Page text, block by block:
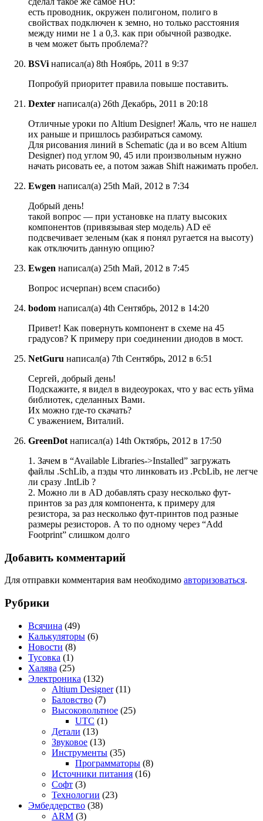
есть проводник, окружен полигоном, полиго в
свойствах подключен к земно, но только расстояния
между ними не 1 а 0,3. как при обычной разводке.
в чем может быть проблема??
BSVi написал(а) 8th Ноябрь, 2011 в 9:37
Попробуй приоритет правила повыше поставить.
Dexter написал(а) 26th Декабрь, 2011 в 20:18
Отличные уроки по Altium Designer! Жаль, что не нашел
их раньше и пришлось разбираться самому.
Для рисования линий в Schematic (да и во всем Altium
Designer) под углом 90, 45 или произвольным нужно
начать рисовать ее, а потом зажав Shift нажимать пробел.
Ewgen написал(а) 25th Май, 2012 в 7:34
Добрый день!
такой вопрос — при установке на плату высоких
компонентов (привязывая step модель) AD её
подсвечивает зеленым (как я понял ругается на высоту)
как отключить данную опцию?
Ewgen написал(а) 25th Май, 2012 в 7:45
Вопрос исчерпан) всем спасибо)
bodom написал(а) 4th Сентябрь, 2012 в 14:20
Привет! Как повернуть компонент в схеме на 45
градусов? К примеру при соединении диодов в мост.
NetGuru написал(а) 7th Сентябрь, 2012 в 6:51
Сергей, добрый день!
Подскажите, я видел в видеоуроках, что у вас есть уйма
библиотек, сделанных Вами.
Их можно где-то скачать?
С уважением, Виталий.
GreenDot написал(а) 14th Октябрь, 2012 в 17:50
1. Зачем в “Available Libraries->Installed” загружать
файлы .SchLib, а пэды что линковать из .PcbLib, не легче
ли сразу .IntLib ?
2. Можно ли в AD добавлять сразу несколько фут-
принтов за раз для компонента, к примеру для
резистора, за раз несколько фут-принтов под разные
размеры резисторов. А то по одному через “Add
Footprint” слишком долго
Добавить комментарий
Для отправки комментария вам необходимо авторизоваться.
Рубрики
Всячина (49)
Калькуляторы (6)
Новости (8)
Тусовка (1)
Халява (25)
Электроника (132)
Altium Designer(11)
Баловство (7)
Высоковольтное (25)
UTC (1)
Детали (13)
Звуковое (13)
Инструменты (35)
Программаторы (8)
Источники питания (16)
Софт (3)
Технологии (23)
Эмбеддерство (38)
ARM (3)